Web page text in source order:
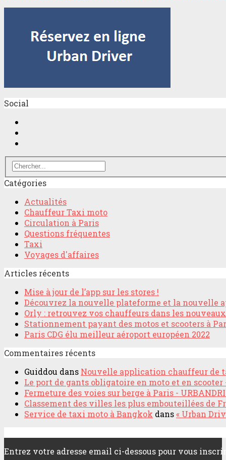
Social
Catégories
Actualités
Chauffeur Taxi moto
Circulation à Paris
Questions fréquentes
Taxi
Voyages d'affaires
Articles récents
Mise à jour de l’app sur les stores !
Découvrez la nouvelle plateforme et la nouvelle
Orly : retrouvez vos chauffeurs dans les
Stationnement payant des motos et scooters à
Paris CDG élu meilleur aéroport européen 2022
Commentaires récents
Guiddou dans Nouvelle application chauffeur de
Le port de gants obligatoire en moto et en scooter
Fermeture des voies sur berge à Paris -
Classement des villes les plus embouteillées de
Service de taxi moto à Bangkok dans« Urban
Entrez votre adresse email ci-dessous pour vous